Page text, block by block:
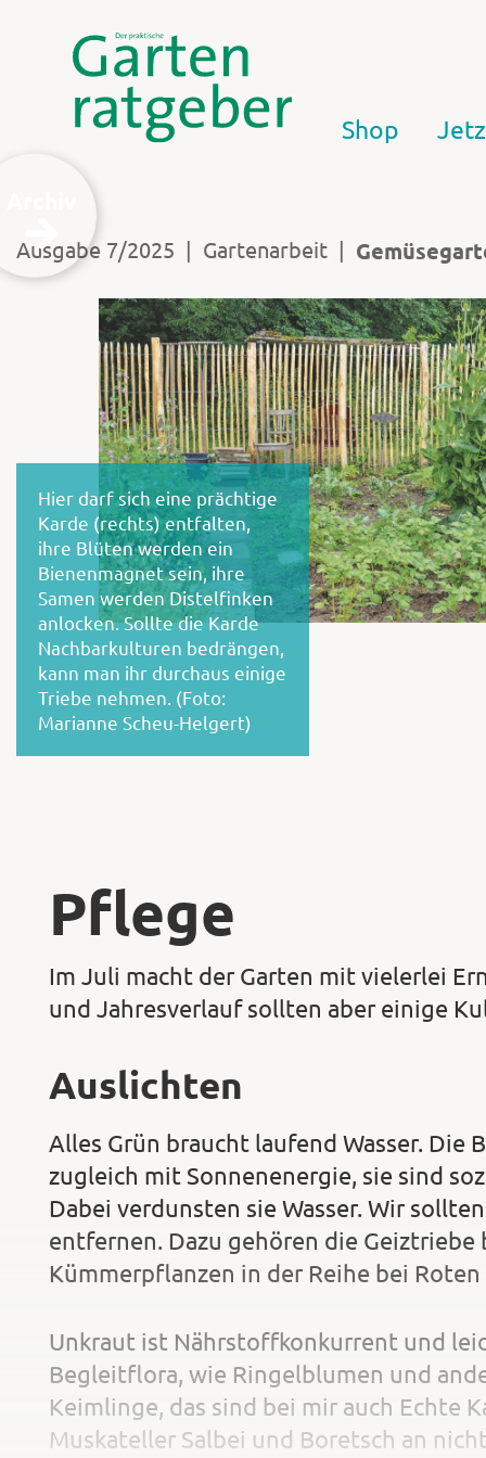
Shop
Ausgabe 7/2025 | Gartenarbeit |
Hier darf sich eine prächtige
Karde (rechts) entfalten,
ihre Blüten werden ein
Bienenmagnet sein, ihre
Samen werden Distelfinken
anlocken. Sollte die Karde
Nachbarkulturen bedrängen,
kann man ihr durchaus einige
Triebe nehmen. (Foto:
Marianne Scheu-Helgert)
Pflege
Im Juli macht der Garten mit vielerlei
und Jahresverlauf sollten aber einige
Auslichten
Alles Grün braucht laufend Wasser. Die
zugleich mit Sonnenenergie, sie sind
Dabei verdunsten sie Wasser. Wir
entfernen. Dazu gehören die Geiztriebe
Kümmerpflanzen in der Reihe bei
Unkraut ist Nährstoffkonkurrent und
Begleitflora, wie Ringelblumen und
Keimlinge, das sind bei mir auch Echte
Muskateller Salbei und Boretsch an